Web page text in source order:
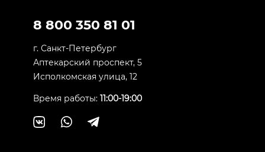
8 800 350 81 01
г. Санкт-Петербург
Аптекарский проспект, 5
Исполкомская улица, 12
Время работы: 11:00-19:00